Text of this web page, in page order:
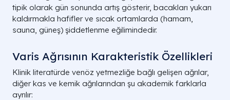
tipik olarak gün sonunda artış gösterir, bacakları yukarı
kaldırmakla hafifler ve sıcak ortamlarda (hamam,
sauna, güneş) şiddetlenme eğilimindedir.
Varis Ağrısının Karakteristik Özellikleri
Klinik literatürde venöz yetmezliğe bağlı gelişen ağrılar,
diğer kas ve kemik ağrılarından şu akademik farklarla
ayrılır: